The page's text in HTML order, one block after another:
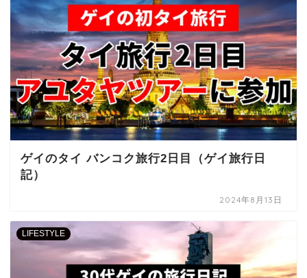
ゲイのタイ バンコク旅行2日目（ゲイ旅行日
記）
2024年8月13日
LIFESTYLE